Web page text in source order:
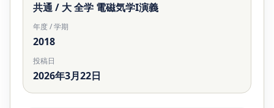
共通 / 大 全学 電磁気学I演義
年度 / 学期
2018
投稿日
2026年3月22日